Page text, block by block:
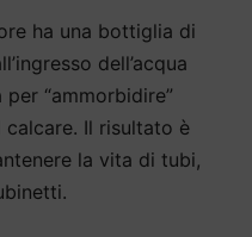
ha una bottiglia di
dell’acqua
“ammorbidire”
calcare. Il risultato è
la vita di tubi,